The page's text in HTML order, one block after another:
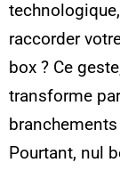
raccorder
box ? Ce
transforme
Pourtant, nul